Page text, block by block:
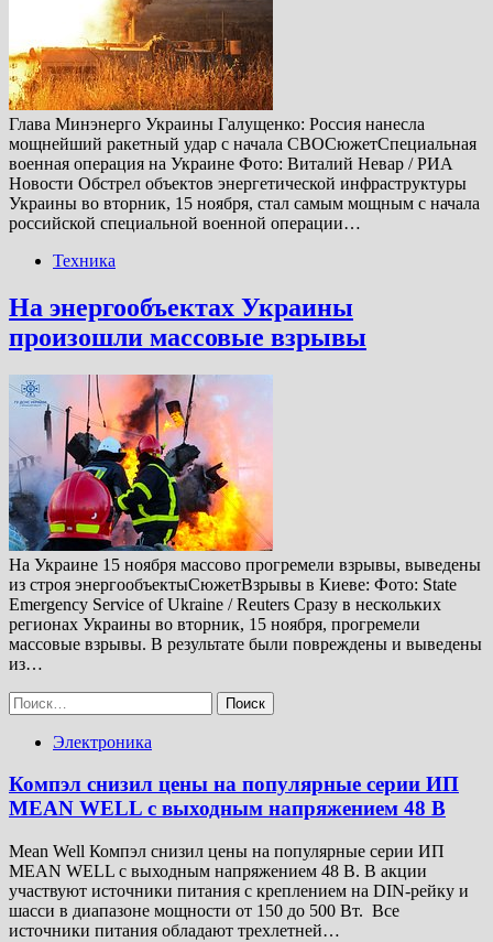
Глава Минэнерго Украины Галущенко: Россия нанесла
мощнейший ракетный удар с начала СВОСюжетСпециальная
военная операция на Украине Фото: Виталий Невар / РИА
Новости Обстрел объектов энергетической инфраструктуры
Украины во вторник, 15 ноября, стал самым мощным с начала
российской специальной военной операции…
Техника
На энергообъектах Украины
произошли массовые взрывы
На Украине 15 ноября массово прогремели взрывы, выведены
из строя энергообъектыСюжетВзрывы в Киеве: Фото: State
Emergency Service of Ukraine / Reuters Сразу в нескольких
регионах Украины во вторник, 15 ноября, прогремели
массовые взрывы. В результате были повреждены и выведены
из…
Найти:
Электроника
Компэл снизил цены на популярные серии ИП
MEAN WELL с выходным напряжением 48 В
Mean Well Компэл снизил цены на популярные серии ИП
MEAN WELL с выходным напряжением 48 В. В акции
участвуют источники питания с креплением на DIN-рейку и
шасси в диапазоне мощности от 150 до 500 Вт. Все
источники питания обладают трехлетней…